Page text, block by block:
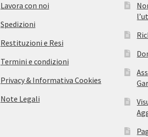
Lavora con noi
Spedizioni
Restituzioni e Resi
Termini e condizioni
Privacy & Informativa Cookies
Note Legali